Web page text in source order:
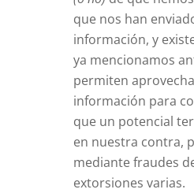
que nos han
información, y
ya mencionamos
permiten
información para
que un potencial
en nuestra contra,
mediante fraudes
extorsiones varias.